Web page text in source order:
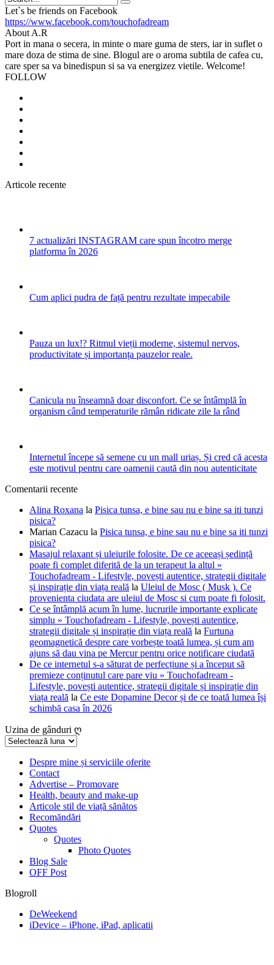
Search
Let`s be friends on Facebook
https://www.facebook.com/touchofadream
About A.R
Port in mana o secera, in minte o mare guma de sters, iar in suflet o
mare doza de stima de sine. Blogul are o aroma subtila de cafea cu,
care sper sa va binedispun si sa va energizez vietile. Welcome!
FOLLOW
Articole recente
7 actualizări INSTAGRAM care spun încotro merge
platforma în 2026
Cum aplici pudra de față pentru rezultate impecabile
Pauza un lux!? Ritmul vieții moderne, sistemul nervos,
productivitate și importanța pauzelor reale.
Canicula nu înseamnă doar disconfort. Ce se întâmplă în
organism când temperaturile rămân ridicate zile la rând
Internetul începe să semene cu un mall uriaș. Și cred că acesta
este motivul pentru care oamenii caută din nou autenticitate
Comentarii recente
Alina Roxana la Pisica tunsa, e bine sau nu e bine sa iti tunzi
pisica?
Marian Cazacu la Pisica tunsa, e bine sau nu e bine sa iti tunzi
pisica?
Masajul relaxant și uleiurile folosite. De ce aceeași ședință
poate fi complet diferită de la un terapeut la altul »
Touchofadream - Lifestyle, povești autentice, strategii digitale
și inspirație din viața reală la Uleiul de Mosc ( Musk ). Ce
provenienta ciudata are uleiul de Mosc si cum poate fi folosit.
Ce se întâmplă acum în lume, lucrurile importante explicate
simplu » Touchofadream - Lifestyle, povești autentice,
strategii digitale și inspirație din viața reală la Furtuna
geomagnetică despre care vorbește toată lumea, și cum am
ajuns să dau vina pe Mercur pentru orice notificare ciudată
De ce internetul s-a săturat de perfecțiune și a început să
premieze conținutul care pare viu » Touchofadream -
Lifestyle, povești autentice, strategii digitale și inspirație din
viața reală la Ce este Dopamine Decor și de ce toată lumea își
schimbă casa în 2026
Uzina de gânduri ღ
Uzina
gânduriDespre mine și serviciile oferite
Contact
Advertise – Promovare
Health, beauty and make-up
Articole stil de viață sănătos
Recomăndări
Quotes
Quotes
Photo Quotes
Blog Sale
OFF Post
Blogroll
DeWeekend
iDevice – iPhone, iPad, aplicatii